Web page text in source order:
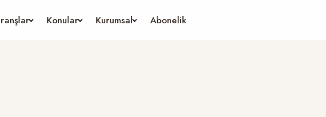
Konular Kurumsal Abonelik